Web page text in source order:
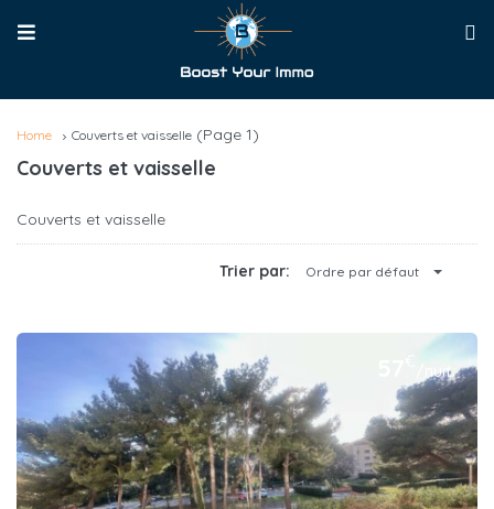
Home Couverts et vaisselle (Page 1)
Couverts et vaisselle
Couverts et vaisselle
Trier par: Ordre par défaut
/nuit